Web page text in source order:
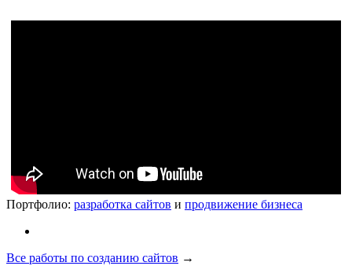
Портфолио: разработка сайтов и продвижение бизнеса
Все работы по созданию сайтов →